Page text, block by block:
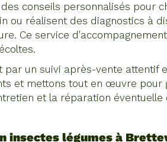
conseils personnalisés pour
ou réalisent des diagnostics à
Ce service
un suivi après-vente attentif et
et mettons tout en œuvre
et la réparation
insectes légumes à